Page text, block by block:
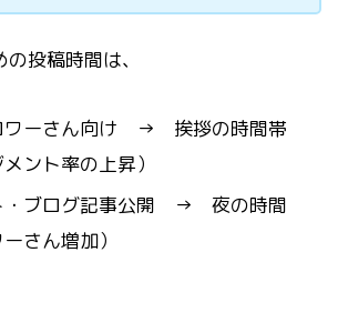
投稿時間は、
ワーさん向け → 挨拶の時間帯
ント率の上昇）
・ブログ記事公開 → 夜の時間
さん増加）